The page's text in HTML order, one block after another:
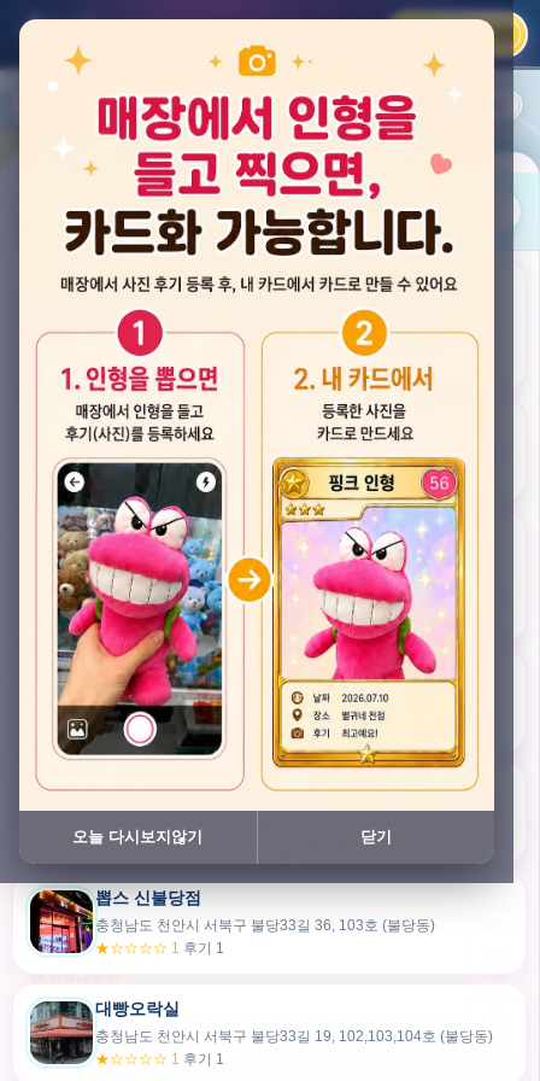
카카오 로그인
평점순 내 주변 즐겨찾기
뽑스 천안 불당점
★★★★☆ 4.2 후기 33
게임플렉스 불당동점
★★★☆☆ 2.5 후기 4
뽑기랜드
★★★★★ 4.7후기 49
픽스팟 불당점
충청남도 천안시 서북구 불당33길 47, 106호 (불당동)
★☆☆☆☆ 1 후기 1
쿠보 신불당점
충청남도 천안시 서북구 불당33길 35, 105호 (불당동)
★★★☆☆ 2.5후기 2
뽑스 신불당점
충청남도 천안시 서북구 불당33길 36, 103호 (불당동)
★☆☆☆☆ 1 후기 1
대빵오락실
충청남도 천안시 서북구 불당33길 19, 102,103,104호 (불당동)
★☆☆☆☆ 1 후기 1
30m
내위치
💬 카톡대화방
오늘 다시보지않기 닫기